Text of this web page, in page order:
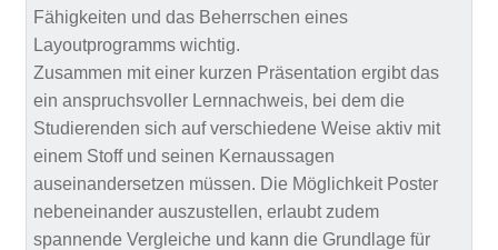
Fähigkeiten und das Beherrschen eines
Layoutprogramms wichtig.
Zusammen mit einer kurzen Präsentation ergibt das
ein anspruchsvoller Lernnachweis, bei dem die
Studierenden sich auf verschiedene Weise aktiv mit
einem Stoff und seinen Kernaussagen
auseinandersetzen müssen. Die Möglichkeit Poster
nebeneinander auszustellen, erlaubt zudem
spannende Vergleiche und kann die Grundlage für